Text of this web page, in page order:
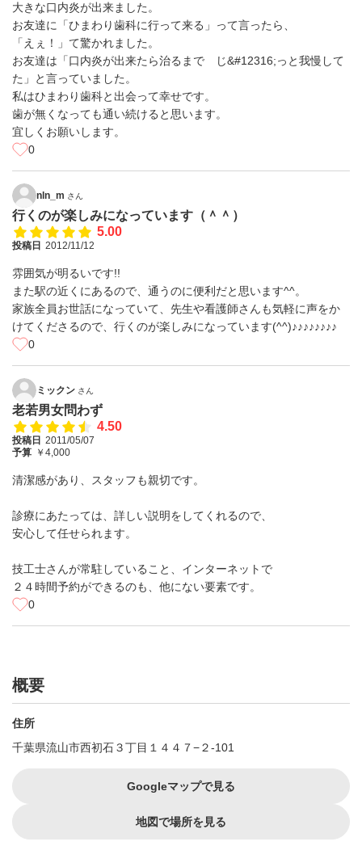
大きな口内炎が出来ました。
お友達に「ひまわり歯科に行って来る」って言ったら、
「えぇ！」て驚かれました。
お友達は「口内炎が出来たら治るまで じ&#12316;っと我慢して
た」と言っていました。
私はひまわり歯科と出会って幸せです。
歯が無くなっても通い続けると思います。
宜しくお願いします。
0
nln_m さん
行くのが楽しみになっています（＾＾）
5.00
投稿日 2012/11/12
雰囲気が明るいです!!
また駅の近くにあるので、通うのに便利だと思います^^。
家族全員お世話になっていて、先生や看護師さんも気軽に声をか
けてくださるので、行くのが楽しみになっています(^^)♪♪♪♪♪♪♪♪
0
ミックン さん
老若男女問わず
4.50
投稿日 2011/05/07
予算 ￥4,000
清潔感があり、スタッフも親切です。
診療にあたっては、詳しい説明をしてくれるので、
安心して任せられます。
技工士さんが常駐していること、インターネットで
２４時間予約ができるのも、他にない要素です。
0
概要
住所
千葉県流山市西初石３丁目１４４７−２-101
Googleマップで見る
地図で場所を見る